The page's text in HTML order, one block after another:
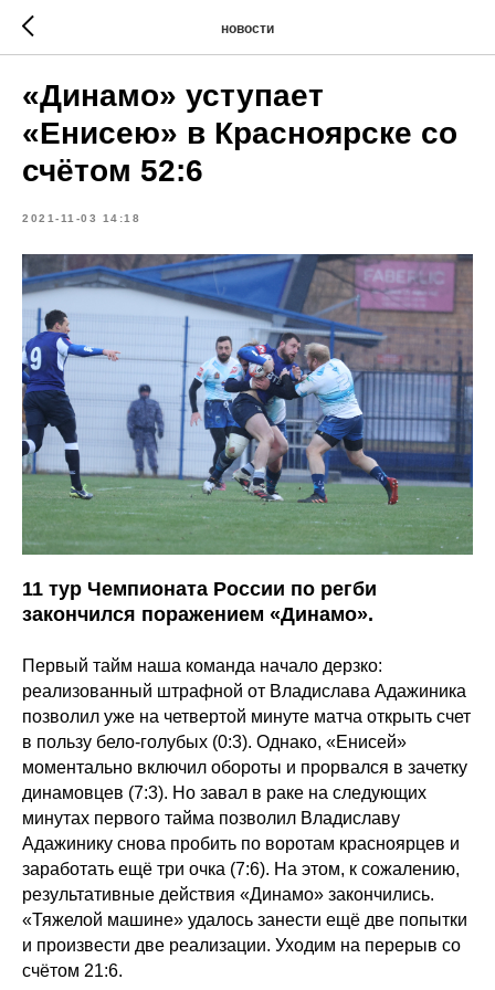
новости
«Динамо» уступает
«Енисею» в Красноярске со
счётом 52:6
2021-11-03 14:18
11 тур Чемпионата России по регби
закончился поражением «Динамо».
Первый тайм наша команда начало дерзко:
реализованный штрафной от Владислава Адажиника
позволил уже на четвертой минуте матча открыть счет
в пользу бело-голубых (0:3). Однако, «Енисей»
моментально включил обороты и прорвался в зачетку
динамовцев (7:3). Но завал в раке на следующих
минутах первого тайма позволил Владиславу
Адажинику снова пробить по воротам красноярцев и
заработать ещё три очка (7:6). На этом, к сожалению,
результативные действия «Динамо» закончились.
«Тяжелой машине» удалось занести ещё две попытки
и произвести две реализации. Уходим на перерыв со
счётом 21:6.